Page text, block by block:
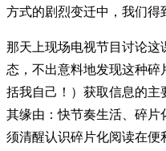
方式的剧烈变迁中，我们得
那天上现场电视节目讨论这
态，不出意料地发现这种
括我自己！）获取信息的
其缘由：快节奏生活、碎
须清醒认识碎片化阅读在便